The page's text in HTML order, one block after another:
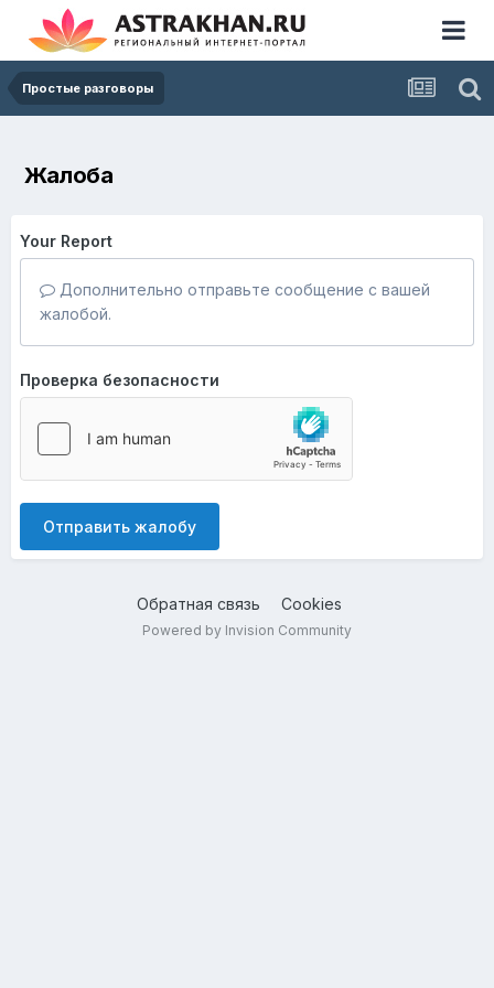
Простые разговоры
Жалоба
Your Report
Дополнительно отправьте сообщение с вашей
жалобой.
Проверка безопасности
Отправить жалобу
Обратная связь Cookies
Powered by Invision Community